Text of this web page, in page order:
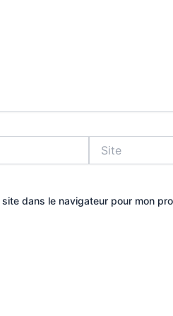
dans le navigateur pour mon